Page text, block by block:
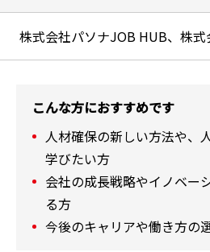
株式会社パソナJOB HUB、株
こんな方におすすめです
人材確保の新しい方法や、
学びたい方
会社の成長戦略やイノベー
る方
今後のキャリアや働き方の